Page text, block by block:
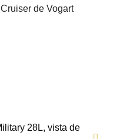
de Vogart